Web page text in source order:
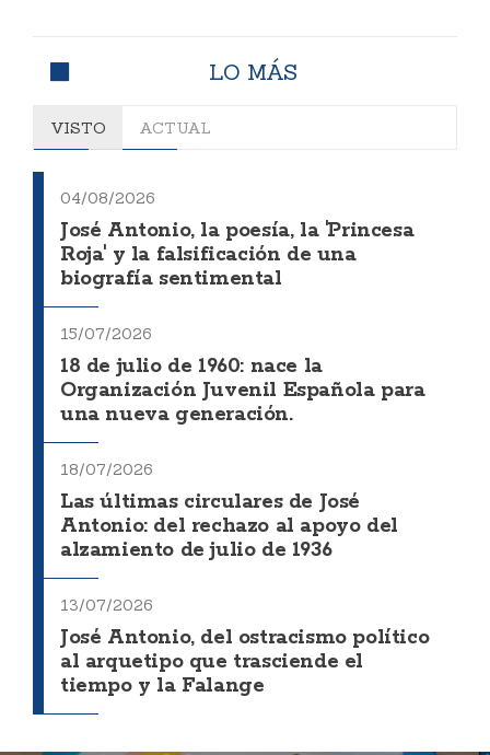
LO MÁS
VISTO ACTUAL
04/08/2026
José Antonio, la poesía, la 'Princesa
Roja' y la falsificación de una
biografía sentimental
15/07/2026
18 de julio de 1960: nace la
Organización Juvenil Española para
una nueva generación.
18/07/2026
Las últimas circulares de José
Antonio: del rechazo al apoyo del
alzamiento de julio de 1936
13/07/2026
José Antonio, del ostracismo político
al arquetipo que trasciende el
tiempo y la Falange